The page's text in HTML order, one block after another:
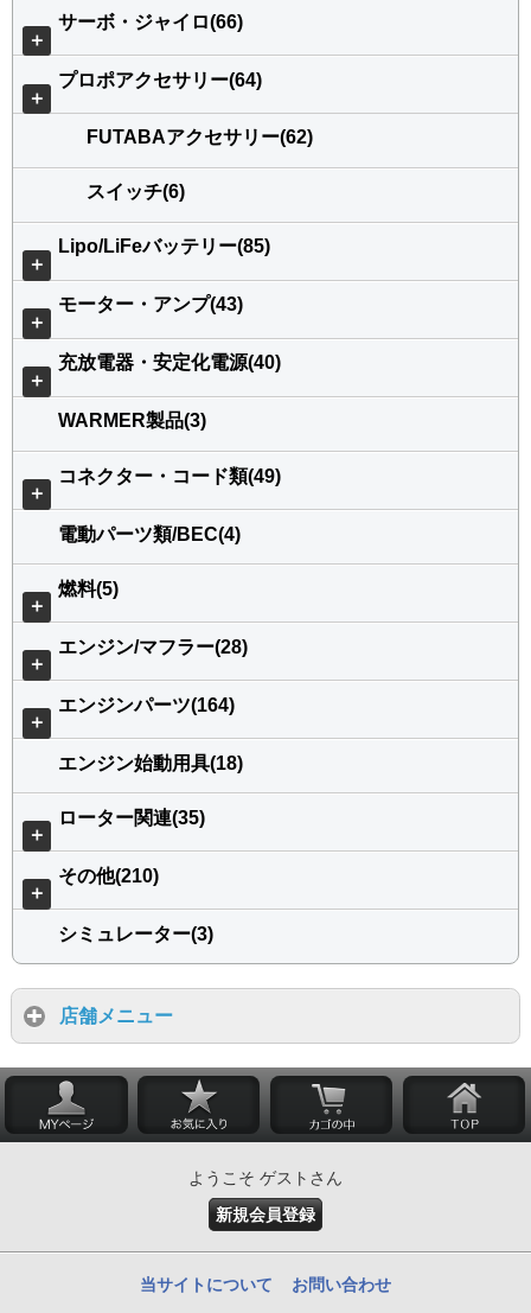
＋
サーボ・ジャイロ(66)
＋
プロポアクセサリー(64)
FUTABAアクセサリー(62)
スイッチ(6)
＋
Lipo/LiFeバッテリー(85)
＋
モーター・アンプ(43)
＋
充放電器・安定化電源(40)
WARMER製品(3)
＋
コネクター・コード類(49)
電動パーツ類/BEC(4)
＋
燃料(5)
＋
エンジン/マフラー(28)
＋
エンジンパーツ(164)
エンジン始動用具(18)
＋
ローター関連(35)
＋
その他(210)
シミュレーター(3)
店舗メニュー
ようこそ ゲストさん
新規会員登録
当サイトについて お問い合わせ